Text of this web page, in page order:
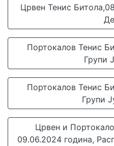
Црвен Тенис
Портокалов Тенис
Групи
Портокалов Тенис
Групи
Црвен и
09.06.2024 година,